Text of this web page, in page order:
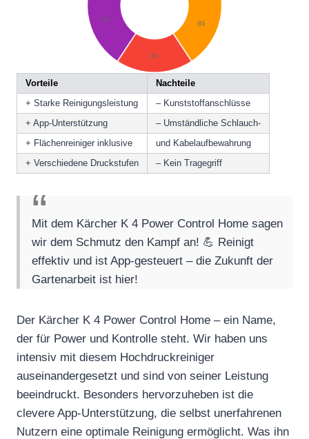
Vorteile
Nachteile
+ Starke Reinigungsleistung
– Kunststoffanschlüsse
+ App-Unterstützung
– Umständliche Schlauch-
+ Flächenreiniger inklusive
und Kabelaufbewahrung
+ Verschiedene Druckstufen
– Kein Tragegriff
Mit dem Kärcher K 4 Power Control Home sagen
wir dem Schmutz den Kampf an! 💪 Reinigt
effektiv und ist App-gesteuert – die Zukunft der
Gartenarbeit ist hier!
Der Kärcher K 4 Power Control Home – ein Name,
der für Power und Kontrolle steht. Wir haben uns
intensiv mit diesem Hochdruckreiniger
auseinandergesetzt und sind von seiner Leistung
beeindruckt. Besonders hervorzuheben ist die
clevere App-Unterstützung, die selbst unerfahrenen
Nutzern eine optimale Reinigung ermöglicht. Was ihn